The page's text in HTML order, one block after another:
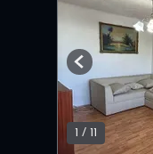
1 / 11
Previous